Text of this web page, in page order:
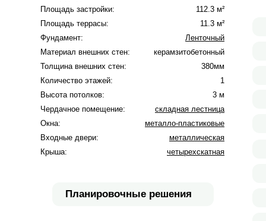
Площадь застройки:
Площадь террасы:
Фундамент:
Материал внешних стен:
Толщина внешних стен:
Количество этажей:
Высота потолков:
Чердачное помещение:
Окна:
Входные двери:
Крыша:
112.3 м²
11.3 м²
Ленточный
керамзитобетонный
380мм
1
3 м
складная лестница
металло-пластиковые
металлическая
четырехскатная
Планировочные решения